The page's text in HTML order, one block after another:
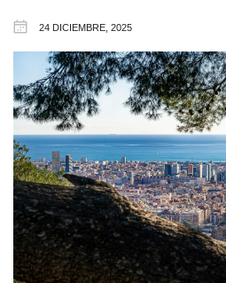
24 DICIEMBRE, 2025